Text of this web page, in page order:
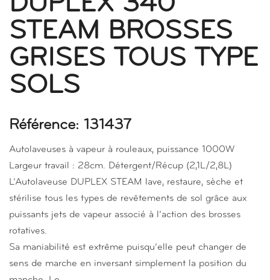
STEAM BROSSES
GRISES TOUS TYPE
SOLS
Référence: 131437
Autolaveuses à vapeur à rouleaux, puissance 1000W
Largeur travail : 28cm. Détergent/Récup (2,1L/2,8L)
L’Autolaveuse DUPLEX STEAM lave, restaure, sèche et
stérilise tous les types de revêtements de sol grâce aux
puissants jets de vapeur associé à l’action des brosses
rotatives.
Sa maniabilité est extrême puisqu’elle peut changer de
sens de marche en inversant simplement la position du